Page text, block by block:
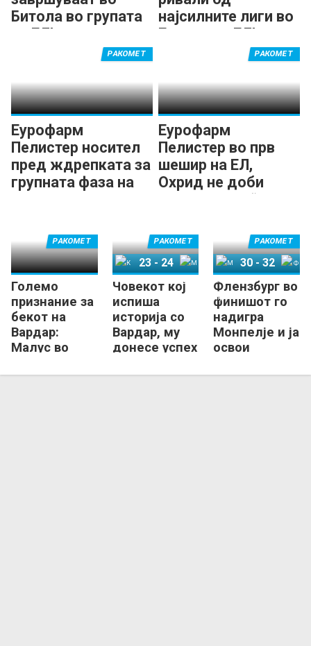
Битола во групата
на ЕЛ!
најсилните лиги во
Европа во ЕЛ!
Еурофарм
Пелистер носител
пред ждрепката за
групната фаза на
РАКОМЕТ
Еурофарм
Пелистер во прв
шешир на ЕЛ,
Охрид не доби
„вајлд-карта“
РАКОМЕТ
Големо
признание за
бекот на
Вардар:
Малус во
најдобрите
РАКОМЕТ
Човекот кој
испиша
историја со
Вардар, му
донесе успех
Мелсунген!
РАКОМЕТ
Кил
23- 24
Флензбург во
финишот го
надигра
Монпелје и ја
освои
ЕЛ!
РАКОМЕТ
Монпелје
30- 32
Флензбург